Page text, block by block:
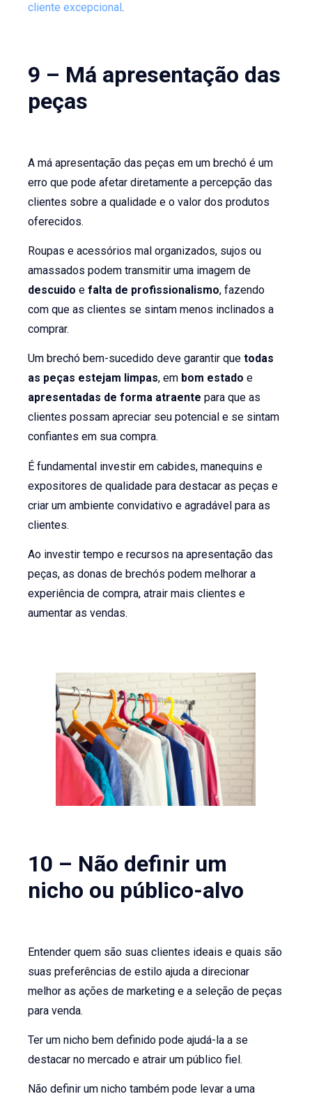
cliente excepcional.
9 – Má apresentação das
peças
A má apresentação das peças em um brechó é um
erro que pode afetar diretamente a percepção das
clientes sobre a qualidade e o valor dos produtos
oferecidos.
Roupas e acessórios mal organizados, sujos ou
amassados podem transmitir uma imagem de
descuidoefalta de profissionalismo, fazendo
com que as clientes se sintam menos inclinados a
comprar.
Um brechó bem-sucedido deve garantir quetodas
as peças estejam limpas, em bom estadoe
apresentadas de forma atraente para que as
clientes possam apreciar seu potencial e se sintam
confiantes em sua compra.
É fundamental investir em cabides, manequins e
expositores de qualidade para destacar as peças e
criar um ambiente convidativo e agradável para as
clientes.
Ao investir tempo e recursos na apresentação das
peças, as donas de brechós podem melhorar a
experiência de compra, atrair mais clientes e
aumentar as vendas.
10 – Não definir um
nicho ou público-alvo
Entender quem são suas clientes ideais e quais são
suas preferências de estilo ajuda a direcionar
melhor as ações de marketing e a seleção de peças
para venda.
Ter um nicho bem definido pode ajudá-la a se
destacar no mercado e atrair um público fiel.
Não definir um nicho também pode levar a uma